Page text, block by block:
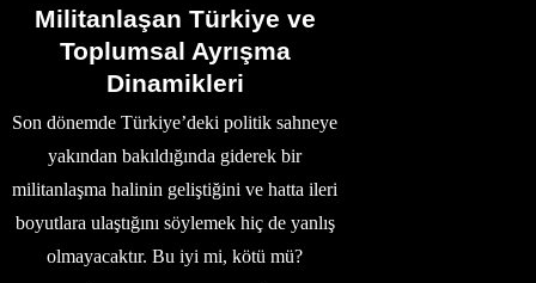
Militanlaşan Türkiye ve
Toplumsal Ayrışma
Dinamikleri
Son dönemde Türkiye’deki politik sahneye
yakından bakıldığında giderek bir
militanlaşma halinin geliştiğini ve hatta ileri
boyutlara ulaştığını söylemek hiç de yanlış
olmayacaktır. Bu iyi mi, kötü mü?